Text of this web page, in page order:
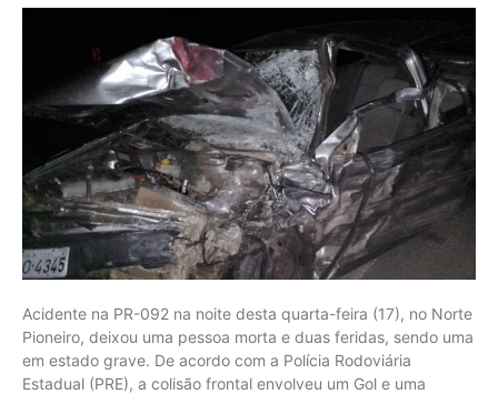
Acidente na PR-092 na noite desta quarta-feira (17), no Norte
Pioneiro, deixou uma pessoa morta e duas feridas, sendo uma
em estado grave. De acordo com a Polícia Rodoviária
Estadual (PRE), a colisão frontal envolveu um Gol e uma